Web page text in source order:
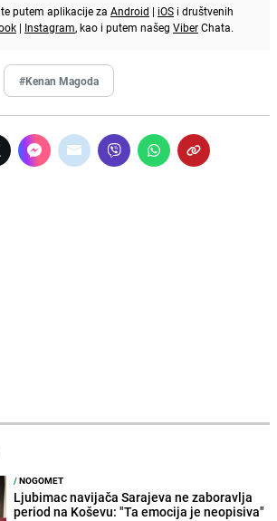
putem aplikacije za Android | iOS i društvenih
| Instagram, kao i putem našeg ViberChata.
#Kenan Magoda
/NOGOMET
Ljubimac navijača Sarajeva ne zaboravlja
period na Koševu: "Ta emocija je neopisiva"